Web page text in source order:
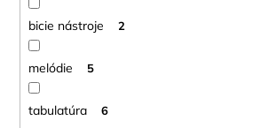
bicie nástroje 2
melódie 5
tabulatúra 6